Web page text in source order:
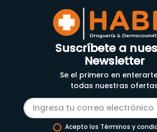
Suscríbete a
Newsletter
Se el primero en
todas nuestras
Acepto los Términos y